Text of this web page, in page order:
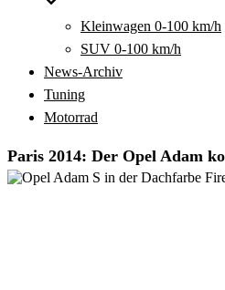
Kleinwagen 0-100 km/h
SUV 0-100 km/h
News-Archiv
Tuning
Motorrad
Paris 2014: Der Opel Adam